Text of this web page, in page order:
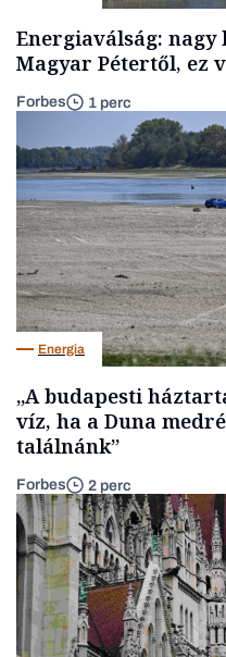
Energiaválság: nagy
Magyar Pétertől, ez
Forbes 1 perc
Energia
„A budapesti
víz, ha a Duna
találnánk”
Forbes 2 perc